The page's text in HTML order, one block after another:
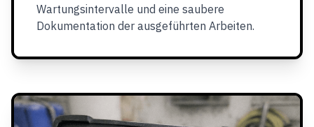
Wartungsintervalle und eine saubere
Dokumentation der ausgeführten Arbeiten.